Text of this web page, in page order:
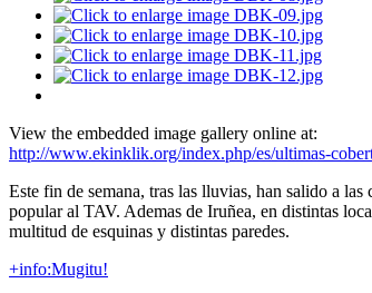
View the embedded image gallery online at:
http://www.ekinklik.org/index.php/es/ultimas-
Este fin de semana, tras las lluvias, han salido a
popular al TAV. Ademas de Iruñea, en distintas
multitud de esquinas y distintas paredes.
+info:Mugitu!